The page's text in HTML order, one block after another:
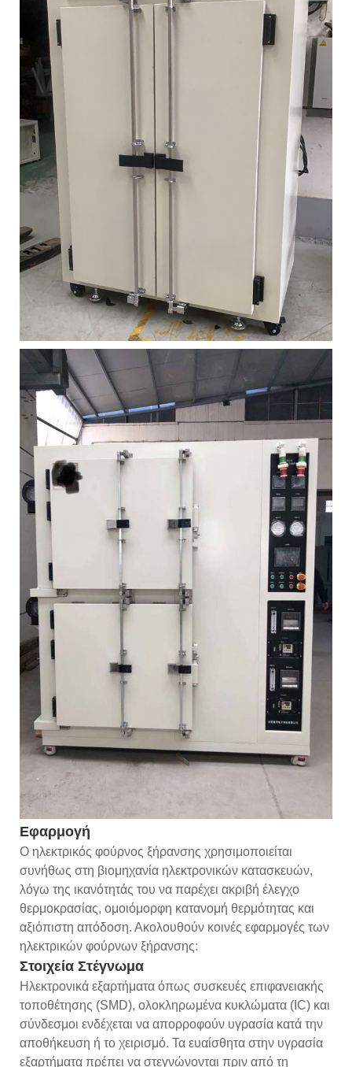
Εφαρμογή
Ο ηλεκτρικός φούρνος ξήρανσης χρησιμοποιείται
συνήθως στη βιομηχανία ηλεκτρονικών κατασκευών,
λόγω της ικανότητάς του να παρέχει ακριβή έλεγχο
θερμοκρασίας, ομοιόμορφη κατανομή θερμότητας και
αξιόπιστη απόδοση. Ακολουθούν κοινές εφαρμογές των
ηλεκτρικών φούρνων ξήρανσης:
Στοιχεία Στέγνωμα
Ηλεκτρονικά εξαρτήματα όπως συσκευές επιφανειακής
τοποθέτησης (SMD), ολοκληρωμένα κυκλώματα (IC) και
σύνδεσμοι ενδέχεται να απορροφούν υγρασία κατά την
αποθήκευση ή το χειρισμό. Τα ευαίσθητα στην υγρασία
εξαρτήματα πρέπει να στεγνώνονται πριν από τη